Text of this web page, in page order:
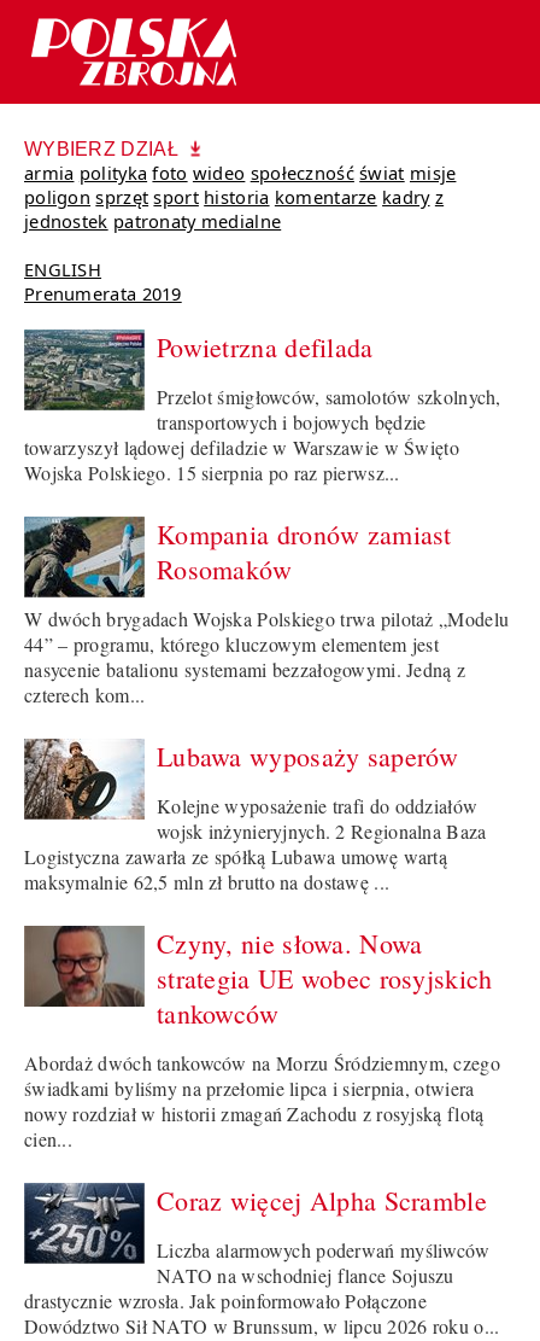
WYBIERZ DZIAŁ
armia polityka foto wideo społeczność świat misje
poligon sprzęt sport historia komentarze kadry z
jednostek patronaty medialne
ENGLISH
Prenumerata 2019
Powietrzna defilada
Przelot śmigłowców, samolotów szkolnych,
transportowych i bojowych będzie
towarzyszył lądowej defiladzie w Warszawie w Święto
Wojska Polskiego. 15 sierpnia po raz pierwsz...
Kompania dronów zamiast
Rosomaków
W dwóch brygadach Wojska Polskiego trwa pilotaż „Modelu
44” – programu, którego kluczowym elementem jest
nasycenie batalionu systemami bezzałogowymi. Jedną z
czterech kom...
Lubawa wyposaży saperów
Kolejne wyposażenie trafi do oddziałów
wojsk inżynieryjnych. 2 Regionalna Baza
Logistyczna zawarła ze spółką Lubawa umowę wartą
maksymalnie 62,5 mln zł brutto na dostawę ...
Czyny, nie słowa. Nowa
strategia UE wobec rosyjskich
tankowców
Abordaż dwóch tankowców na Morzu Śródziemnym, czego
świadkami byliśmy na przełomie lipca i sierpnia, otwiera
nowy rozdział w historii zmagań Zachodu z rosyjską flotą
cien...
Coraz więcej Alpha Scramble
Liczba alarmowych poderwań myśliwców
NATO na wschodniej flance Sojuszu
drastycznie wzrosła. Jak poinformowało Połączone
Dowództwo Sił NATO w Brunssum, w lipcu 2026 roku o...